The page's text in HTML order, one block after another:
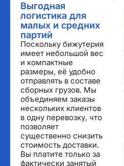
Выгодная
логистика для
малых и средних
партий
Поскольку бижутерия
имеет небольшой вес
и компактные
размеры, её удобно
отправлять в составе
сборных грузов. Мы
объединяем заказы
нескольких клиентов
в одну перевозку, что
позволяет
существенно снизить
стоимость доставки.
Вы платите только за
фактически занятый